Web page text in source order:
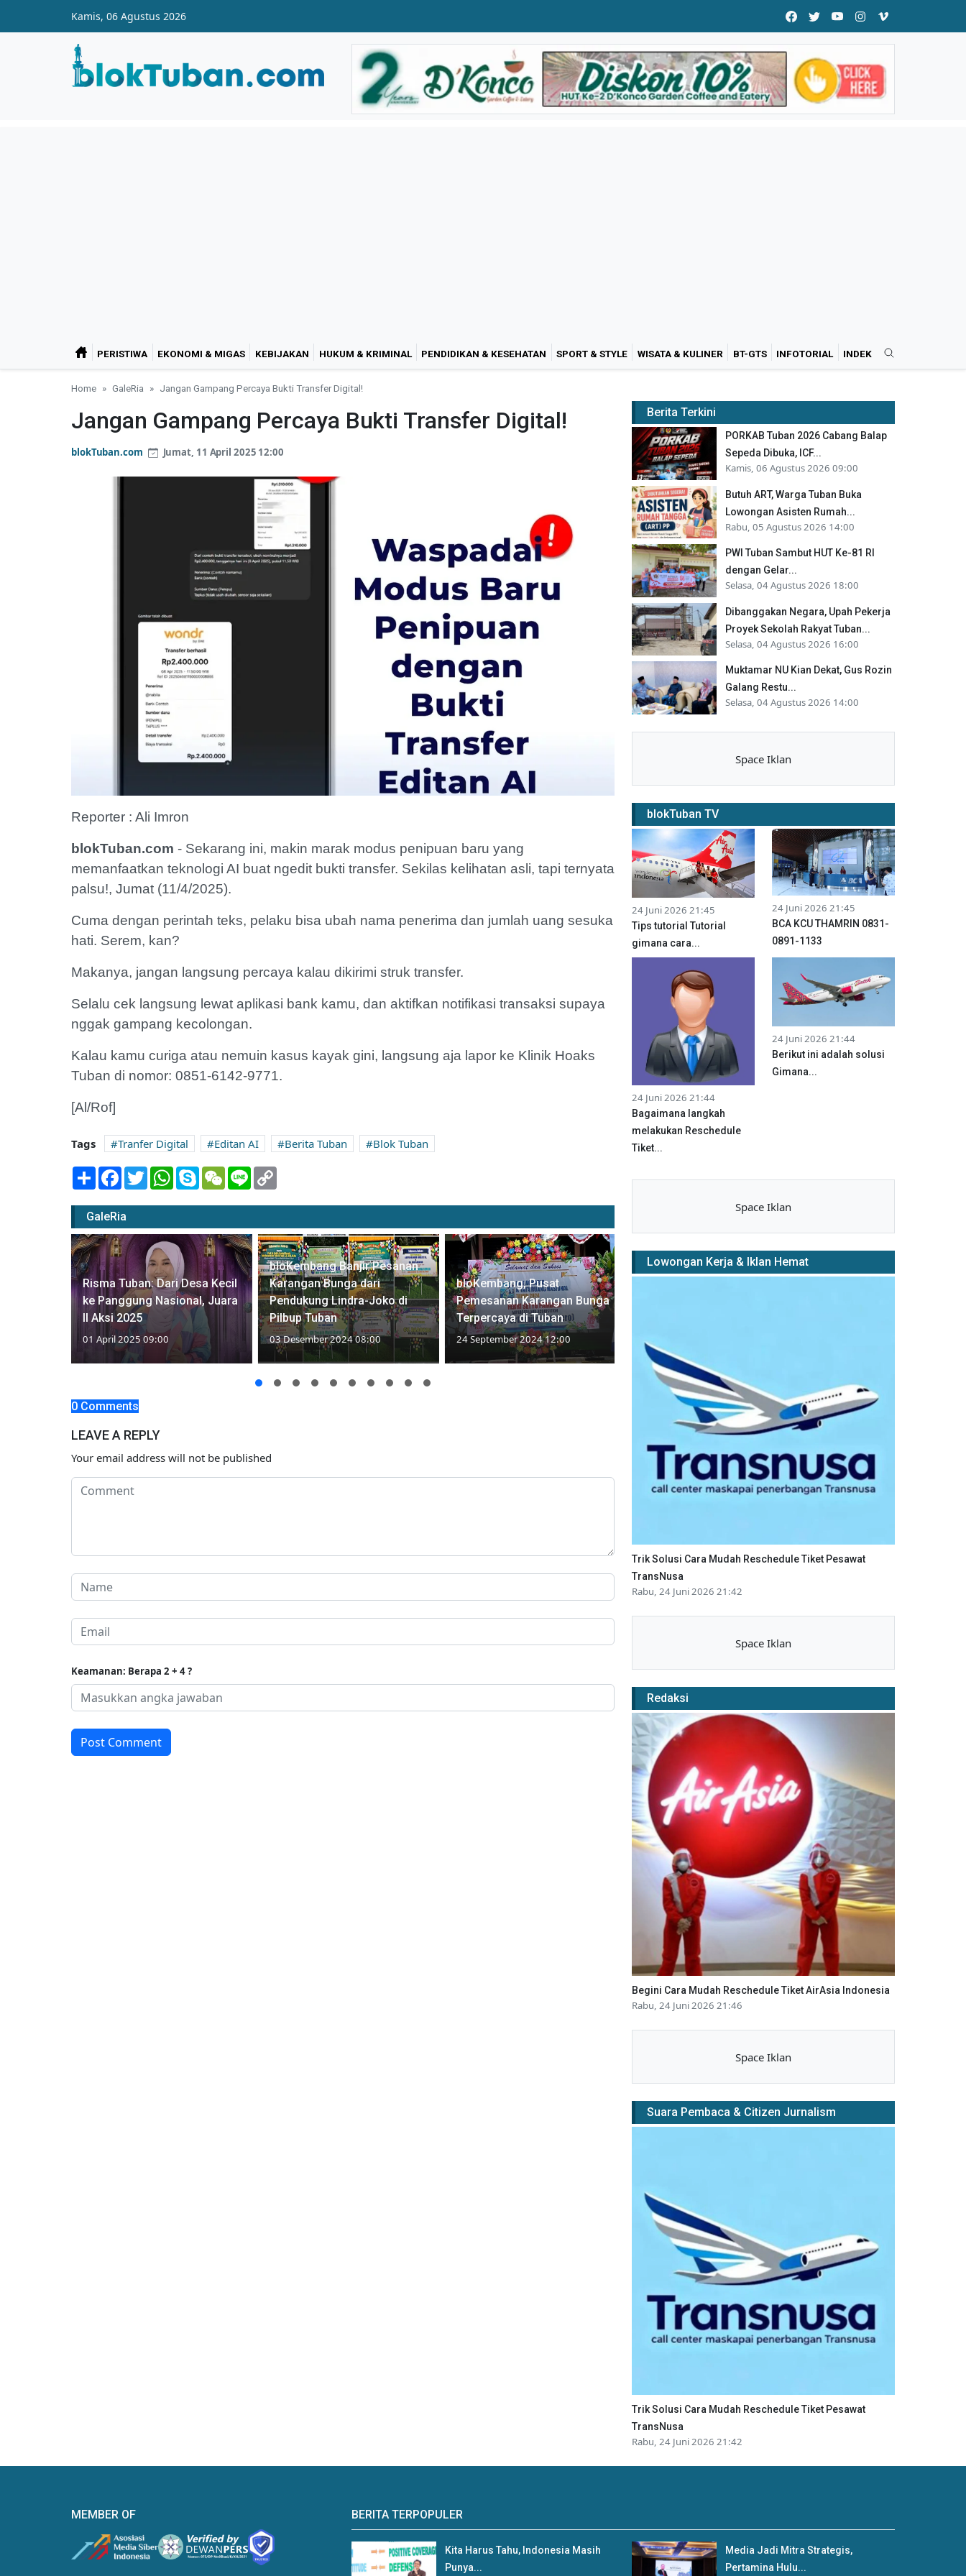
Kamis, 06 Agustus 2026
PERISTIWA EKONOMI & MIGAS KEBIJAKAN HUKUM & KRIMINAL PENDIDIKAN & KESEHATAN SPORT & STYLE WISATA & KULINER BT-GTS INFOTORIAL INDEK
Home GaleRia Jangan Gampang Percaya Bukti Transfer Digital!
Jangan Gampang Percaya Bukti Transfer Digital!
blokTuban.com Jumat, 11 April 2025 12:00
Reporter : Ali Imron
blokTuban.com - Sekarang ini, makin marak modus penipuan baru yang
memanfaatkan teknologi AI buat ngedit bukti transfer. Sekilas kelihatan asli, tapi ternyata
palsu!, Jumat (11/4/2025).
Cuma dengan perintah teks, pelaku bisa ubah nama penerima dan jumlah uang sesuka
hati. Serem, kan?
Makanya, jangan langsung percaya kalau dikirimi struk transfer.
Selalu cek langsung lewat aplikasi bank kamu, dan aktifkan notifikasi transaksi supaya
nggak gampang kecolongan.
Kalau kamu curiga atau nemuin kasus kayak gini, langsung aja lapor ke Klinik Hoaks
Tuban di nomor: 0851-6142-9771.
[Al/Rof]
Tags Tranfer Digital Editan AI Berita Tuban
Blok Tuban
Share Facebook
TwitterWhatsApp
SkypeWeChatLine
GaleRia
Risma Tuban: Dari Desa Kecil
ke Panggung Nasional, Juara
II Aksi 2025
01 April 2025 09:00
bloKembang Banjir Pesanan
Karangan Bunga dari
Pendukung Lindra-Joko di
Pilbup Tuban
03 Desember 2024 08:00
bloKembang, Pusat
Pemesanan Karangan Bunga
Terpercaya di Tuban
24 September 2024 12:00
0 Comments
LEAVE A REPLY
Your email address will not be published
Keamanan: Berapa 2 + 4 ?
Post Comment
Berita Terkini
PORKAB Tuban 2026 Cabang Balap
Sepeda Dibuka, ICF...
Kamis, 06 Agustus 2026 09:00
Butuh ART, Warga Tuban Buka
Lowongan Asisten Rumah...
Rabu, 05 Agustus 2026 14:00
PWI Tuban Sambut HUT Ke-81 RI
dengan Gelar...
Selasa, 04 Agustus 2026 18:00
Dibanggakan Negara, Upah Pekerja
Proyek Sekolah Rakyat Tuban...
Selasa, 04 Agustus 2026 16:00
Muktamar NU Kian Dekat, Gus Rozin
Galang Restu...
Selasa, 04 Agustus 2026 14:00
Space Iklan
blokTuban TV
24 Juni 2026 21:45
Tips tutorial Tutorial
gimana cara...
24 Juni 2026 21:45
BCA KCU THAMRIN 0831-
0891-1133
24 Juni 2026 21:44
Bagaimana langkah
melakukan Reschedule
Tiket...
24 Juni 2026 21:44
Berikut ini adalah solusi
Gimana...
Space Iklan
Lowongan Kerja & Iklan Hemat
Trik Solusi Cara Mudah Reschedule Tiket Pesawat
TransNusa
Rabu, 24 Juni 2026 21:42
Space Iklan
Redaksi
Begini Cara Mudah Reschedule Tiket AirAsia Indonesia
Rabu, 24 Juni 2026 21:46
Space Iklan
Suara Pembaca & Citizen Jurnalism
Trik Solusi Cara Mudah Reschedule Tiket Pesawat
TransNusa
Rabu, 24 Juni 2026 21:42
MEMBER OF BERITA TERPOPULER
Kita Harus Tahu, Indonesia Masih
Punya...
Media Jadi Mitra Strategis,
Pertamina Hulu...